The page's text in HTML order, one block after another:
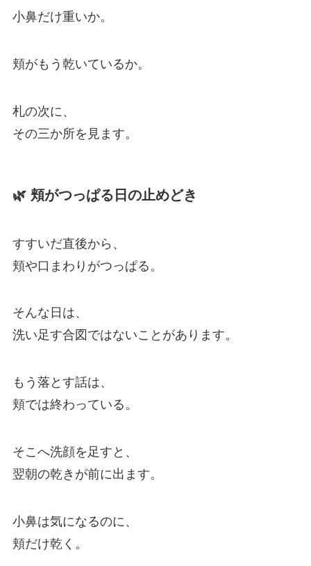
小鼻だけ重いか。
頬がもう乾いているか。
札の次に、
その三か所を見ます。
🌿 頬がつっぱる日の止めどき
すすいだ直後から、
頬や口まわりがつっぱる。
そんな日は、
洗い足す合図ではないことがあります。
もう落とす話は、
頬では終わっている。
そこへ洗顔を足すと、
翌朝の乾きが前に出ます。
小鼻は気になるのに、
頬だけ乾く。